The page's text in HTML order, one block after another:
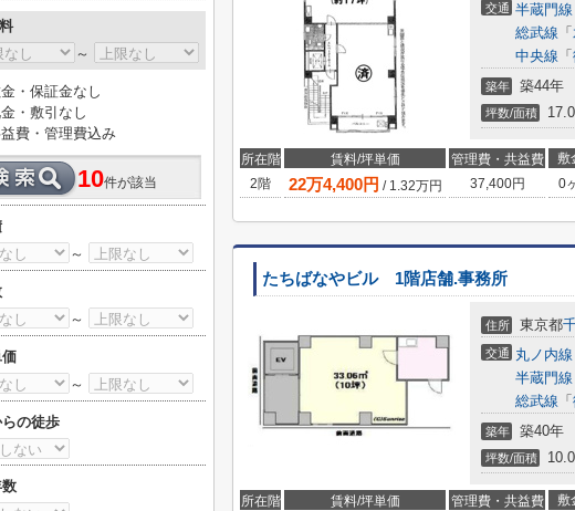
交通 半蔵門線
総武線 「
中央線 「
築年 築44年
坪数/面積
所在階 賃料/坪単価 管理費・共益費 敷
2階
22万4,400円 / 1.32万円 37,400円 0
たちばなやビル 1階店舗.事務所
住所 東京都
交通 丸ノ内線
半蔵門線
総武線 「
築年 築40年
坪数/面積
所在階 賃料/坪単価 管理費・共益費 敷
～
・保証金なし
・敷引なし
費・管理費込み
10件が該当
～
～
～
の徒歩